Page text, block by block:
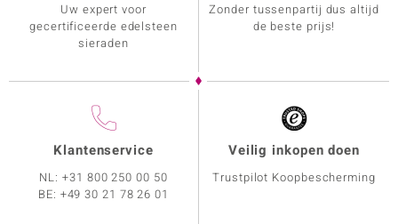
Uw expert voor
gecertificeerde edelsteen
sieraden
Zonder tussenpartij dus altijd
de beste prijs!
Klantenservice
NL:+31 800 250 00 50
BE: +49 30 21 78 26 01
Veilig inkopen doen
Trustpilot Koopbescherming